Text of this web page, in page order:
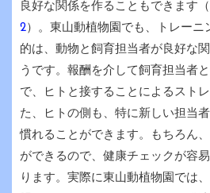
良好な関係を作ることもできます
2 ）。東山動植物園でも、トレーニ
的は、動物と飼育担当者が良好な
うです。報酬を介して飼育担当者
で、ヒトと接することによるスト
た、ヒトの側も、特に新しい担当
慣れることができます。もちろん
ができるので、健康チェックが容
ります。実際に東山動植物園では